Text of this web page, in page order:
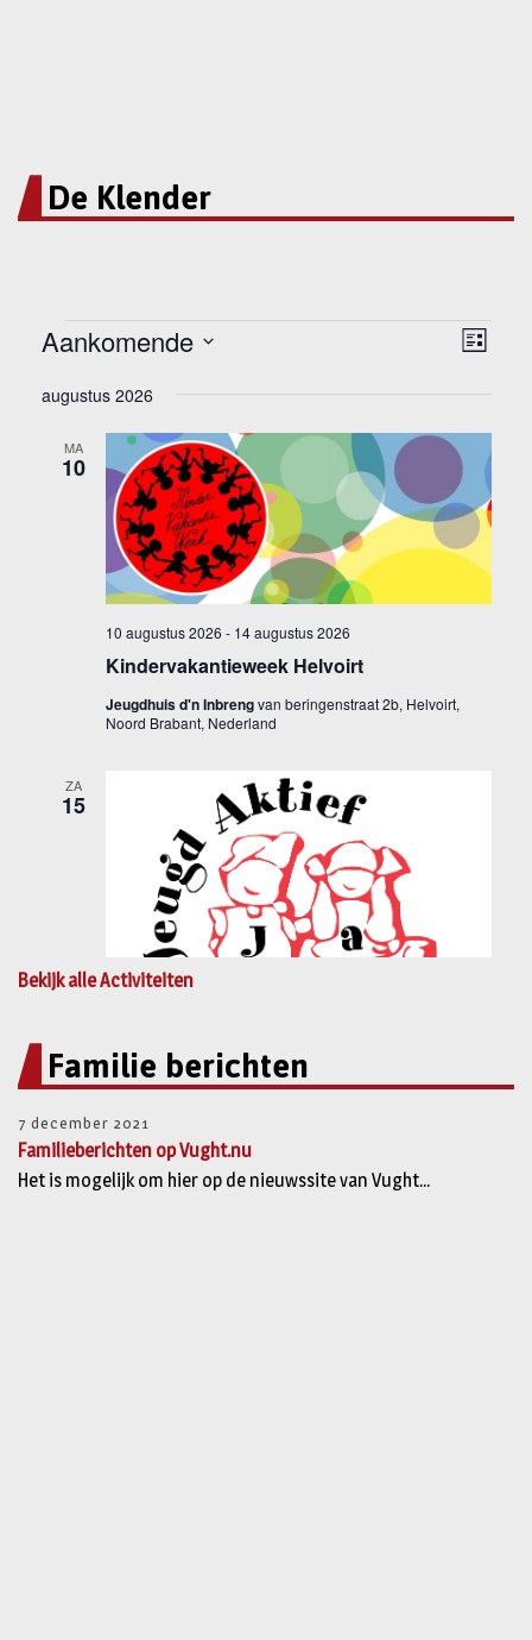
De Klender
Bekijk alle Activiteiten
Familie berichten
7 december 2021
Familieberichten op Vught.nu
Het is mogelijk om hier op de nieuwssite van Vught...